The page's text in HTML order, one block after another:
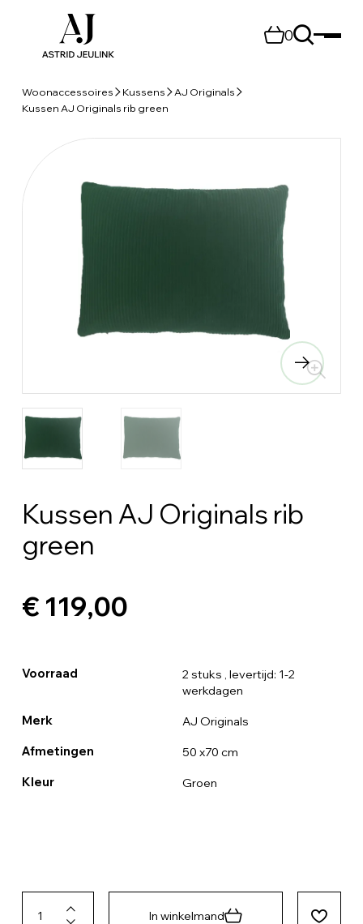
0
Woonaccessoires Kussens
AJ Originals
Kussen AJ Originals rib green
Kussen AJ Originals rib
green
€ 119,00
Voorraad 2 stuks , levertijd: 1-2
werkdagen
Merk AJ Originals
Afmetingen 50 x70 cm
Kleur Groen
In winkelmand